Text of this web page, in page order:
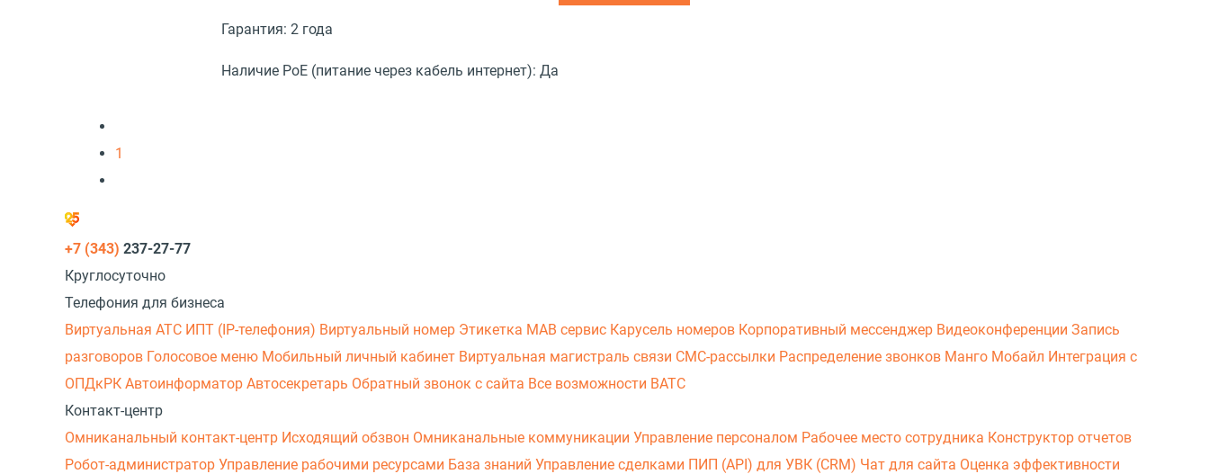
Гарантия: 2 года
Наличие PoE (питание через кабель интернет): Да
1
+7 (343) 237-27-77
Круглосуточно
Телефония для бизнеса
Виртуальная АТС ИПТ (IP-телефония) Виртуальный номер Этикетка МАВ сервис Карусель номеров Корпоративный мессенджер Видеоконференции Запись
разговоров Голосовое меню Мобильный личный кабинет Виртуальная магистраль связи СМС-рассылки Распределение звонков Манго Мобайл Интеграция с
ОПДкРК Автоинформатор Автосекретарь Обратный звонок с сайта Все возможности ВАТС
Контакт-центр
Омниканальный контакт-центр Исходящий обзвон Омниканальные коммуникации Управление персоналом Рабочее место сотрудника Конструктор отчетов
Робот-администратор Управление рабочими ресурсами База знаний Управление сделками ПИП (API) для УВК (CRM) Чат для сайта Оценка эффективности